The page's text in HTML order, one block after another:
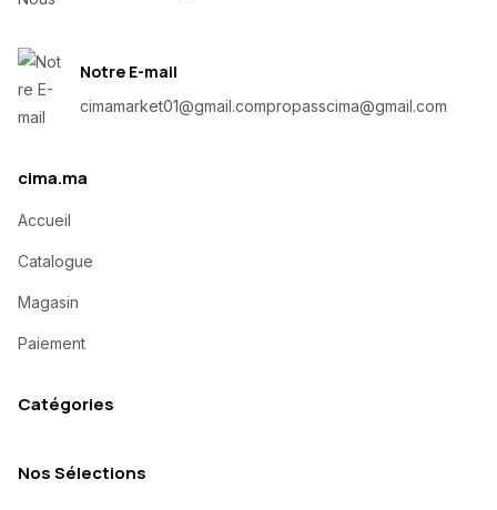
Notre E-mail
cimamarket01@gmail.compropasscima@gmail.com
cima.ma
Accueil
Catalogue
Magasin
Paiement
Catégories
Nos Sélections